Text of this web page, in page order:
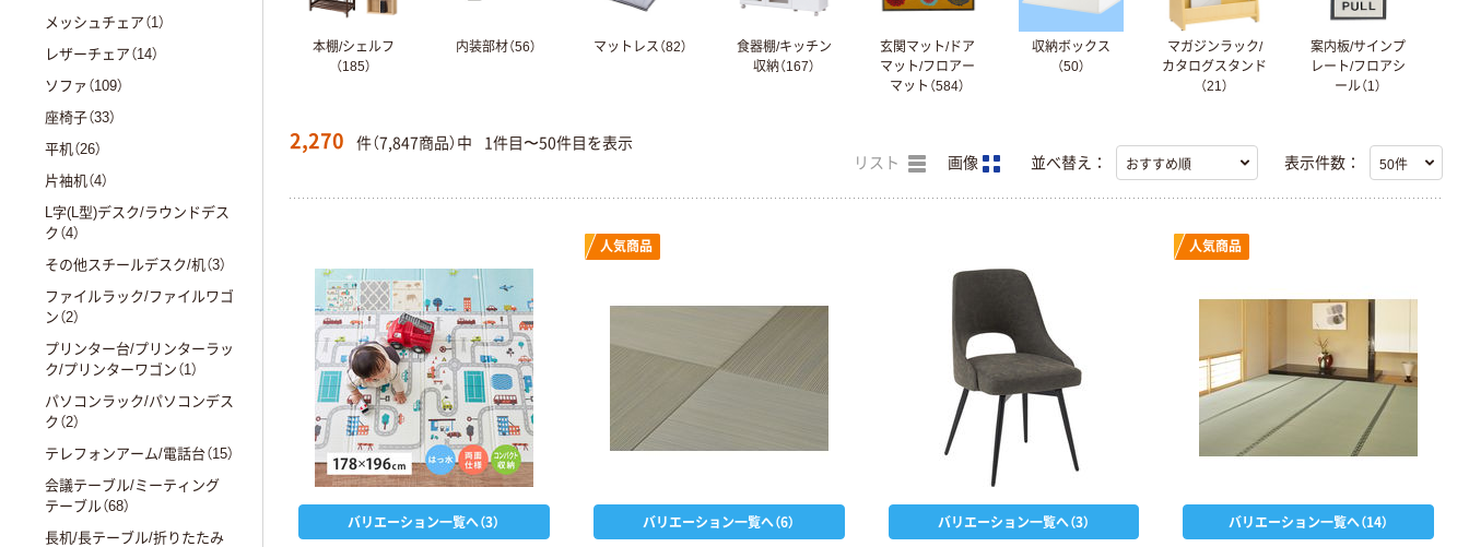
本棚/シェルフ
（185）
内装部材（56） マットレス（82）
食器棚/キッチン
収納（167）
玄関マット/ドア
マット/フロアー
マット（584）
収納ボックス
（50）
マガジンラック/
カタログスタンド
（21）
案内板/サインプ
レート/フロアシ
ール（1）
2,270 件（7,847商品）中 1件目〜50件目を表示
リスト 画像 並べ替え： 表示件数：
バリエーション一覧へ（3）
人気商品
バリエーション一覧へ（6） バリエーション一覧へ（3）
人気商品
バリエーション一覧へ（14）
メッシュチェア（1）
レザーチェア（14）
ソファ（109）
座椅子（33）
平机（26）
片袖机（4）
L字(L型)デスク/ラウンドデス
ク（4）
その他スチールデスク/机（3）
ファイルラック/ファイルワゴ
ン（2）
プリンター台/プリンターラッ
ク/プリンターワゴン（1）
パソコンラック/パソコンデス
ク（2）
テレフォンアーム/電話台（15）
会議テーブル/ミーティング
テーブル（68）
長机/長テーブル/折りたたみ